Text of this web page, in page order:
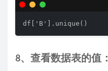
df['B'].unique()
8、查看数据表的值：